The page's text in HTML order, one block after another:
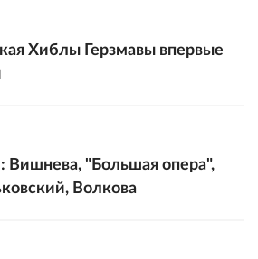
Хиблы Герзмавы впервые
Вишнева, "Большая опера",
Волкова